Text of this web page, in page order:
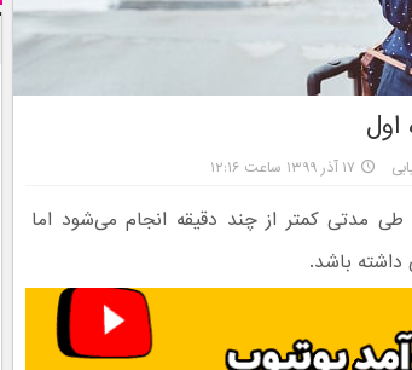
۱۷ آذر ۱۳۹۹ ساعت ۱۲:۱۶
مدتی کمتر از چند دقیقه انجام می‌شود اما
باشد.